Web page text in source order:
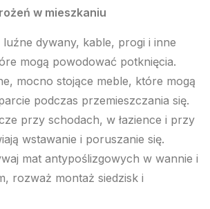
w mieszkaniu
luźne dywany, kable, progi i inne
mogą powodować potknięcia.
mocno stojące meble, które mogą
podczas przemieszczania się.
przy schodach, w łazience i przy
wstawanie i poruszanie się.
mat antypoślizgowych w wannie i
rozważ montaż siedzisk i